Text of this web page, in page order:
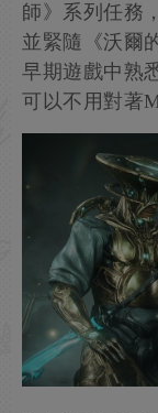
師》系列任務
並緊隨《沃爾
早期遊戲中熟
可以不用對著